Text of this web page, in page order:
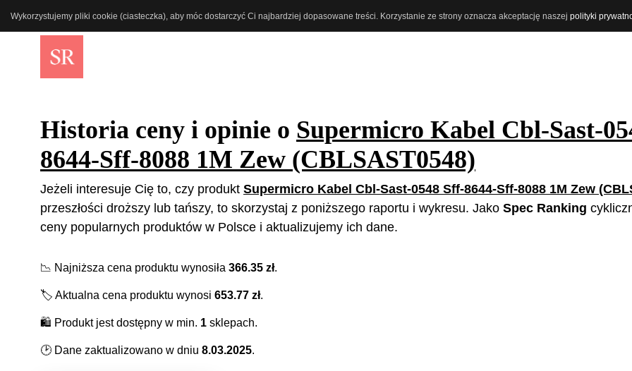
Wykorzystujemy pliki cookie (ciasteczka), aby móc dostarczyć Ci najbardziej dopasowane treści. Korzystanie ze strony oznacza akceptację naszej polityki
Historia ceny i opinie o Supermicro Kabel Cbl-Sast-
8644-Sff-8088 1M Zew (CBLSAST0548)
Jeżeli interesuje Cię to, czy produkt Supermicro Kabel Cbl-Sast-0548 Sff-8644-Sff-8088 1M Zew
przeszłości droższy lub tańszy, to skorzystaj z poniższego raportu i wykresu. Jako Spec Ranking
ceny popularnych produktów w Polsce i aktualizujemy ich dane.
📉 Najniższa cena produktu wynosiła 366.35 zł.
🏷️ Aktualna cena produktu wynosi 653.77 zł.
🛍️ Produkt jest dostępny w min. 1 sklepach.
🕑 Dane zaktualizowano w dniu 8.03.2025.